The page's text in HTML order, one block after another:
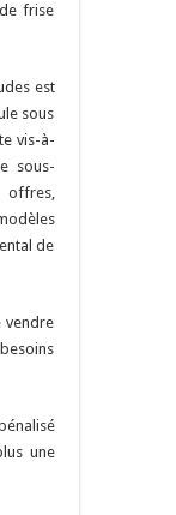
frise
est
sous
vis-à-
sous-
offres,
de
vendre
une